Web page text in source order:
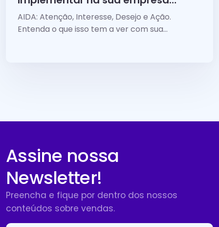
para vender mais?
AIDA: Atenção, Interesse, Desejo e Ação.
Entenda o que isso tem a ver com sua...
Assine nossa
Newsletter!
Preencha e fique por dentro dos nossos
conteúdos sobre vendas.